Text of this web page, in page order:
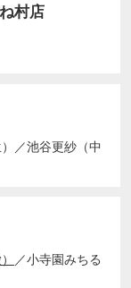
村店
／池谷更紗（中
／小寺園みちる